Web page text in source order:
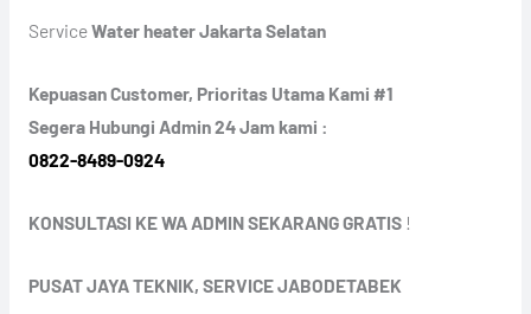
ServiceWater heater Jakarta Selatan
Kepuasan Customer, Prioritas Utama Kami #1
Segera Hubungi Admin 24 Jam kami :
0822-8489-0924
KONSULTASI KE WA ADMIN SEKARANG GRATIS!
PUSAT JAYA TEKNIK, SERVICE JABODETABEK